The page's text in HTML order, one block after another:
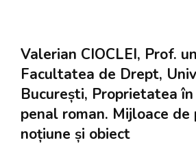
Valerian CIOCLEI, Prof.
Facultatea de Drept,
București, Proprietatea
penal roman. Mijloace de
noțiune și obiect